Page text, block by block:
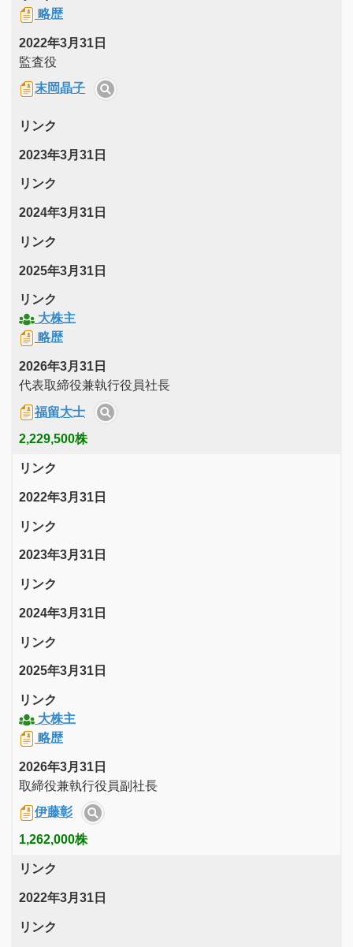
略歴
2022年3月31日
監査役
末岡晶子
リンク
2023年3月31日
リンク
2024年3月31日
リンク
2025年3月31日
リンク
大株主
略歴
2026年3月31日
代表取締役兼執行役員社長
福留大士
2,229,500株
リンク
2022年3月31日
リンク
2023年3月31日
リンク
2024年3月31日
リンク
2025年3月31日
リンク
大株主
略歴
2026年3月31日
取締役兼執行役員副社長
伊藤彰
1,262,000株
リンク
2022年3月31日
リンク